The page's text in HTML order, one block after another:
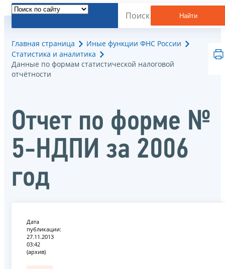
Найти
Главная страница
Иные функции ФНС России
Статистика и аналитика
Данные по формам статистической налоговой
отчётности
Отчет по форме №
5-НДПИ за 2006
год
Дата
публикации:
27.11.2013
03:42
(архив)